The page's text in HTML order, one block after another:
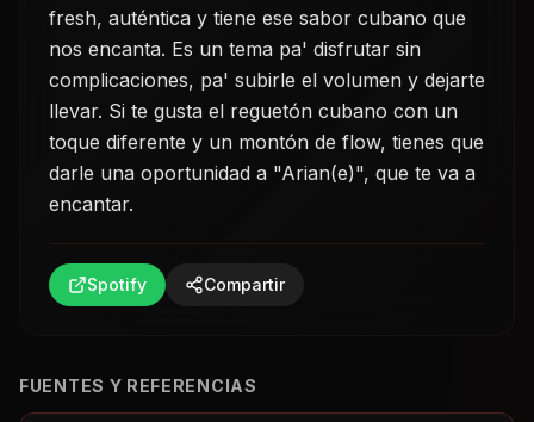
fresh, auténtica y tiene ese sabor cubano que
nos encanta. Es un tema pa' disfrutar sin
complicaciones, pa' subirle el volumen y dejarte
llevar. Si te gusta el reguetón cubano con un
toque diferente y un montón de flow, tienes que
darle una oportunidad a "Arian(e)", que te va a
encantar.
Spotify Compartir
FUENTES Y REFERENCIAS